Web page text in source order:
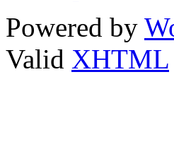
Powered by
Valid XHTML